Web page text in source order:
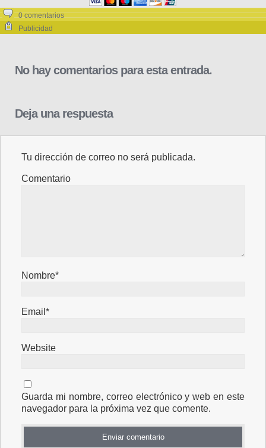
0 comentarios
Publicidad
No hay comentarios para esta entrada.
Deja una respuesta
Tu dirección de correo no será publicada.
Comentario
Nombre*
Email*
Website
Guarda mi nombre, correo electrónico y web en este
navegador para la próxima vez que comente.